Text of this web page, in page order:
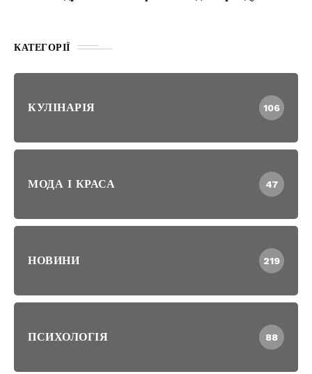
КАТЕГОРІЇ
КУЛІНАРІЯ 106
МОДА І КРАСА 47
НОВИНИ 219
ПСИХОЛОГІЯ 88